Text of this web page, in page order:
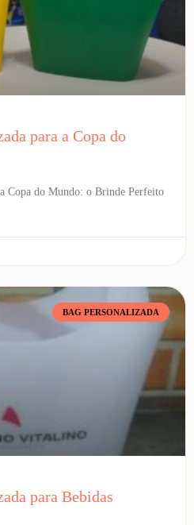
para a Copa do
Copa do Mundo: o Brinde Perfeito
BAG PERSONALIZADA
para Bebidas